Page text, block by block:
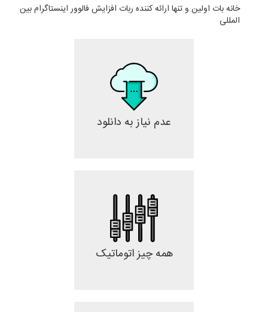
خانه بات اولین و تنها ارائه کننده ربات افزایش فالوور اینستاگرام بین
المللی
عدم نیاز به دانلود
همه چیز اتوماتیک